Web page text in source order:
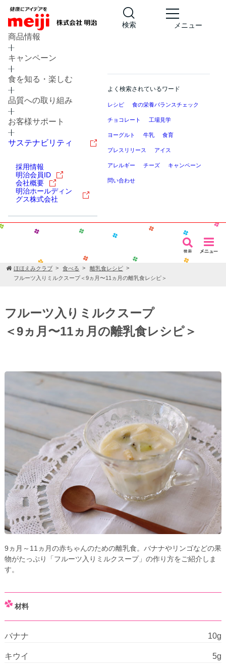
検索 メニュー
商品情報
キャンペーン
食を知る・楽しむ
品質への取り組み
お客様サポート
サステナビリティ
採用情報
明治会員ID
会社概要
明治ホールディン
グス株式会社
よく検索されているワード
レシピ 食の栄養バランスチェック
チョコレート 工場見学
ヨーグルト 牛乳 食育
プレスリリース アイス
アレルギー チーズ キャンペーン
問い合わせ
ほほえみクラブ 食べる
離乳食レシピ
フルーツ入りミルクスープ＜9ヵ月〜11ヵ月の離乳食レシピ＞
フルーツ入りミルクスープ
＜9ヵ月〜11ヵ月の離乳食レシピ＞
9ヵ月～11ヵ月の赤ちゃんのための離乳食。バナナやリンゴなどの果
物がたっぷり「フルーツ入りミルクスープ」の作り方をご紹介しま
す。
材料
バナナ 10g
キウイ 5g